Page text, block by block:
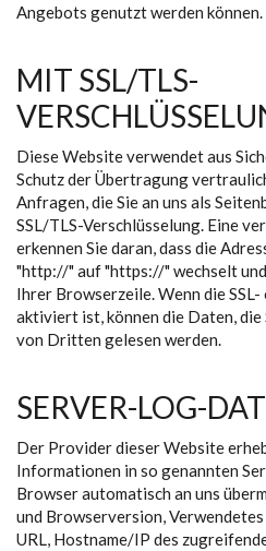
Angebots genutzt werden können.
MIT SSL/TLS-
Diese Website verwendet aus
Schutz der Übertragung
Anfragen, die Sie an uns als
SSL/TLS-Verschlüsselung. Eine
erkennen Sie daran, dass die
"http://" auf "https://" wechselt und
Ihrer Browserzeile. Wenn die
aktiviert ist, können die Daten, die
von Dritten gelesen werden.
SERVER-LOG-
Der Provider dieser Website
Informationen in so genannten
Browser automatisch an uns
und Browserversion,
URL, Hostname/IP des